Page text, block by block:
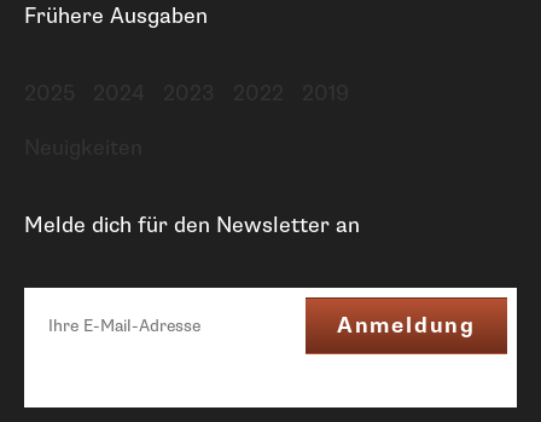
Frühere Ausgaben
Melde dich für den Newsletter an